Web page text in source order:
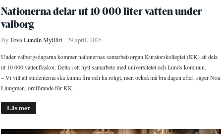
Nationerna delar ut 10 000 liter vatten under
valborg
ByTova Lundin Mylläri 29 april, 2025
Under valborgsdagarna kommer nationernas samarbetsorgan Kuratorskollegiet (KK) att dela
ut 10 000 vattenflaskor. Detta i ett nytt samarbete med universitetet och Lunds kommun.
– Vi vill att studenterna ska kunna fira och ha roligt, men också må bra dagen efter, säger Noa
Liungman, ordförande för KK.
Läs mer